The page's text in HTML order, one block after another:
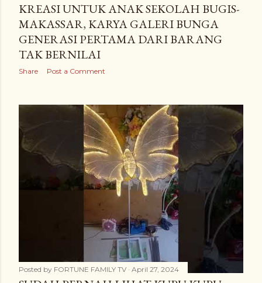
KREASI UNTUK ANAK SEKOLAH BUGIS-
MAKASSAR, KARYA GALERI BUNGA
GENERASI PERTAMA DARI BARANG
TAK BERNILAI
Share Post a Comment
Posted by FORTUNE FAMILY TV April 27, 2024